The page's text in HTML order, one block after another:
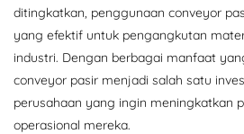
ditingkatkan, penggunaan conveyor
yang efektif untuk pengangkutan
industri. Dengan berbagai manfaat
conveyor pasir menjadi salah satu
perusahaan yang ingin meningkatkan
operasional mereka.